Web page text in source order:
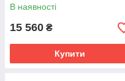
В наявності
15 560 ₴
Купити